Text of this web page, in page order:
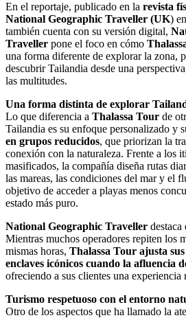
En el reportaje, publicado en la revista
National Geographic Traveller (UK)
también cuenta con su versión digital,
Traveller pone el foco en cómo
una forma diferente de explorar la zona,
descubrir Tailandia desde una
las multitudes.
Una forma distinta de explorar
Lo que diferencia a Thalassa Tour de
Tailandia es su enfoque personalizado y
en grupos reducidos, que priorizan la
conexión con la naturaleza. Frente a los
masificados, la compañía diseña rutas
las mareas, las condiciones del mar y el
objetivo de acceder a playas menos
estado más puro.
National Geographic Traveller destaca
Mientras muchos operadores repiten los
mismas horas, Thalassa Tour ajusta
enclaves icónicos cuando la afluencia
ofreciendo a sus clientes una
Turismo respetuoso con el entorno
Otro de los aspectos que ha llamado la